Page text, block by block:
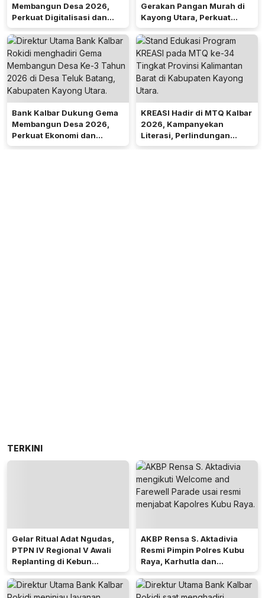
Membangun Desa 2026,
Perkuat Digitalisasi dan
Ekonomi Desa Teluk Batang
Gerakan Pangan Murah di
Kayong Utara, Perkuat
Akses Keuangan
Masyarakat
Bank Kalbar Dukung Gema
Membangun Desa 2026,
Perkuat Ekonomi dan
Kemandirian Desa di Kalbar
KREASI Hadir di MTQ Kalbar
2026, Kampanyekan
Literasi, Perlindungan
Anak, dan Wajib Belajar 13
TERKINI
Gelar Ritual Adat Ngudas,
PTPN IV Regional V Awali
Replanting di Kebun
Kembayan
AKBP Rensa S. Aktadivia
Resmi Pimpin Polres Kubu
Raya, Karhutla dan
Pelayanan Publik Jadi
Prioritas